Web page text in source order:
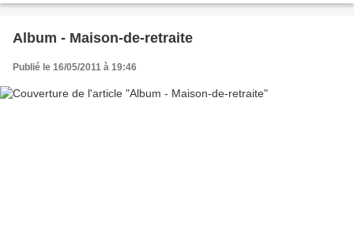
Album - Maison-de-retraite
Publié le 16/05/2011 à 19:46